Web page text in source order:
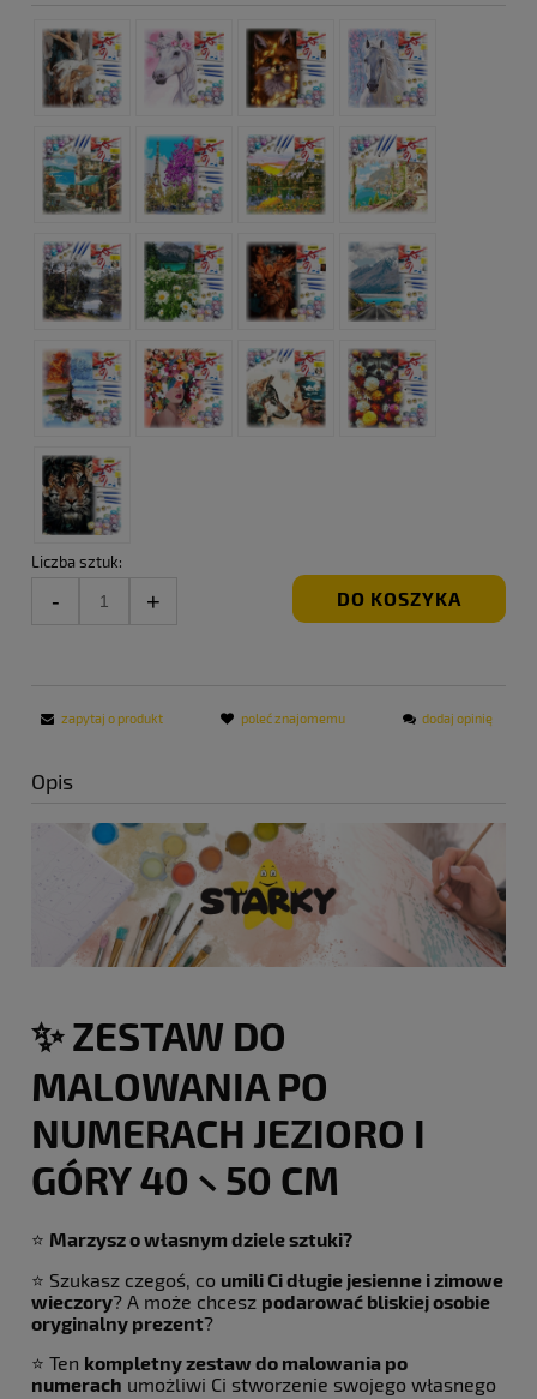
Liczba sztuk:
DO KOSZYKA
zapytaj o produkt poleć znajomemu dodaj opinię
Opis
✨ ZESTAW DO
MALOWANIA PO
NUMERACH JEZIORO I
GÓRY 40 × 50 CM
⭐ Marzysz o własnym dziele sztuki?
⭐ Szukasz czegoś, co umili Ci długie jesienne i zimowe
wieczory? A może chcesz podarować bliskiej osobie
oryginalny prezent?
⭐ Ten kompletny zestaw do malowania po
numerach umożliwi Ci stworzenie swojego własnego